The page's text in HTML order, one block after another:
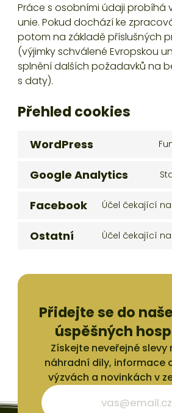
Práce s osobními údaji probíhá
unie. Pokud dochází ke
potom na základě příslušných
(výjimky schválené Evropskou
splnění dalších požadavků na
s daty).
Přehled cookies
WordPress
Google Analytics
Facebook Účel čekající
Ostatní Účel čekající
Přidejte se do
úspěšných
Získejte neveřejné slevy
náhradní dily, informace
výzvách a novinkách v